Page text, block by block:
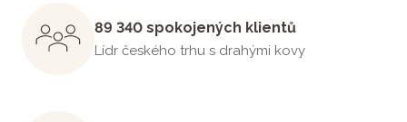
89 340 spokojených klientů
Lídr českého trhu s drahými kovy